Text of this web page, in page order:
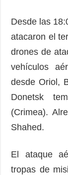
Podcasts
Entrevistas
Fotos
Video
Releases
Desde las
atacaron el
drones de
vehículos
desde Oriol,
Donetsk
(Crimea).
Shahed.
El ataque
tropas de